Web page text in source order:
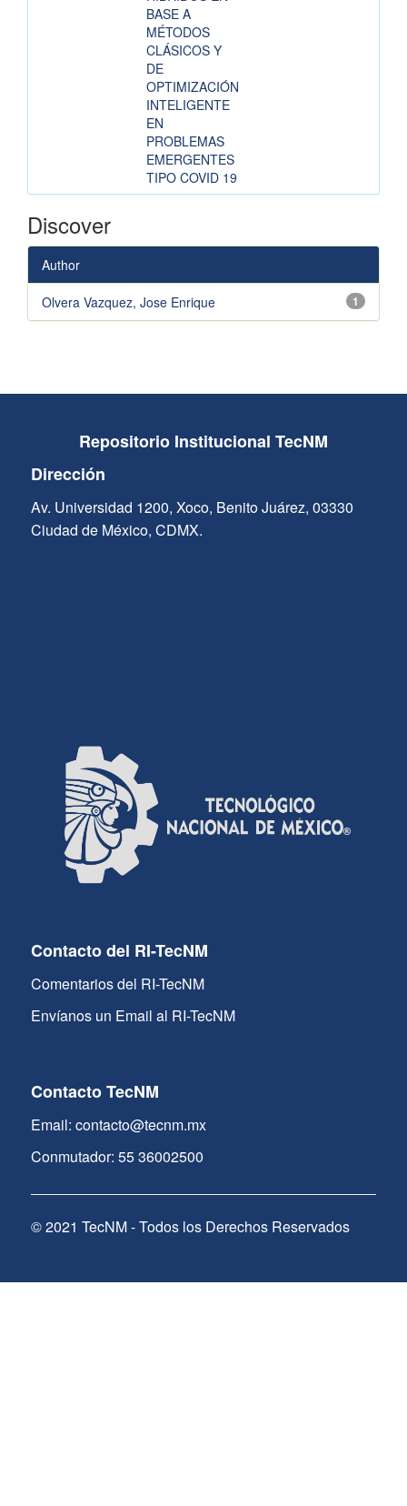
BASE A
MÉTODOS
CLÁSICOS Y
DE
OPTIMIZACIÓN
INTELIGENTE
EN
PROBLEMAS
EMERGENTES
TIPO COVID 19
Discover
Author
1
Olvera Vazquez, Jose Enrique
Repositorio Institucional TecNM
Dirección
Av. Universidad 1200, Xoco, Benito Juárez, 03330
Ciudad de México, CDMX.
Contacto del RI-TecNM
Comentarios del RI-TecNM
Envíanos un Email al RI-TecNM
Contacto TecNM
Email: contacto@tecnm.mx
Conmutador: 55 36002500
© 2021 TecNM - Todos los Derechos Reservados